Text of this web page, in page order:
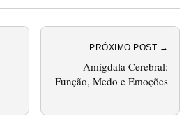
PRÓXIMO POST →
Amígdala Cerebral:
Função, Medo e Emoções